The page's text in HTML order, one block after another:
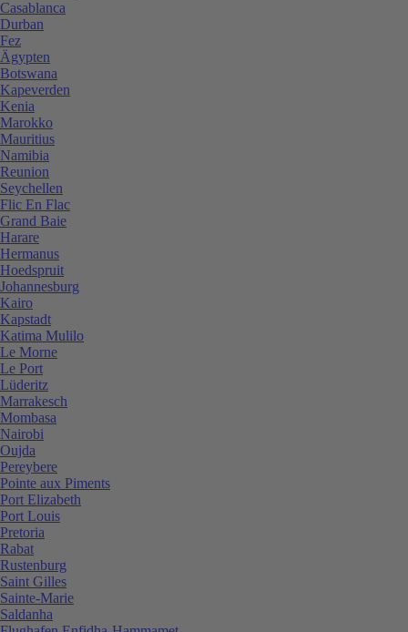
Casablanca
Durban
Fez
Ägypten
Botswana
Kapeverden
Kenia
Marokko
Mauritius
Namibia
Reunion
Seychellen
Flic En Flac
Grand Baie
Harare
Hermanus
Hoedspruit
Johannesburg
Kairo
Kapstadt
Katima Mulilo
Le Morne
Le Port
Lüderitz
Marrakesch
Mombasa
Nairobi
Oujda
Pereybere
Pointe aux Piments
Port Elizabeth
Port Louis
Pretoria
Rabat
Rustenburg
Saint Gilles
Sainte-Marie
Saldanha